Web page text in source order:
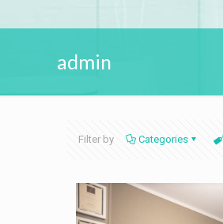
admin
Filter by Categories